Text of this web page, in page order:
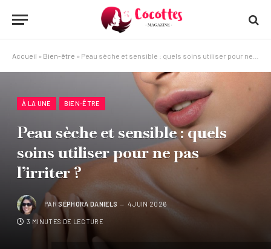
Accueil » Bien-être » Peau sèche et sensible : quels soins utiliser pour ne pas l’irriter ?
À LA UNE BIEN-ÊTRE
Peau sèche et sensible : quels
soins utiliser pour ne pas
l’irriter ?
PAR SÉPHORA DANIELS 4 JUIN 2026
3 MINUTES DE LECTURE